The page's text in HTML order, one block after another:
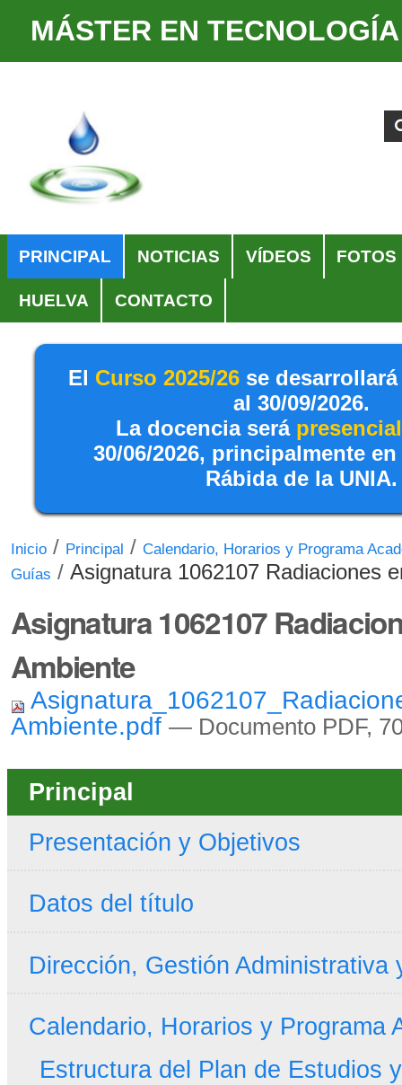
MÁSTER EN
contenido.
Saltar
Búsqueda
Avanzada…
PRINCIPAL NOTICIAS VÍDEOS FOTOS
HUELVA CONTACTO
El Curso 2025/26 se desarrollará
al 30/09/2026.
La docencia será presencial
30/06/2026, principalmente
Rábida de la UNIA.
Inicio / Principal / Calendario, Horarios y Programa
Guías / Asignatura 1062107 Radiaciones
Asignatura 1062107
Ambiente
Ambiente.pdf — Documento PDF,
Principal
Presentación y Objetivos
Datos del título
Dirección, Gestión Administrativa
Calendario, Horarios y Programa
Estructura del Plan de Estudios